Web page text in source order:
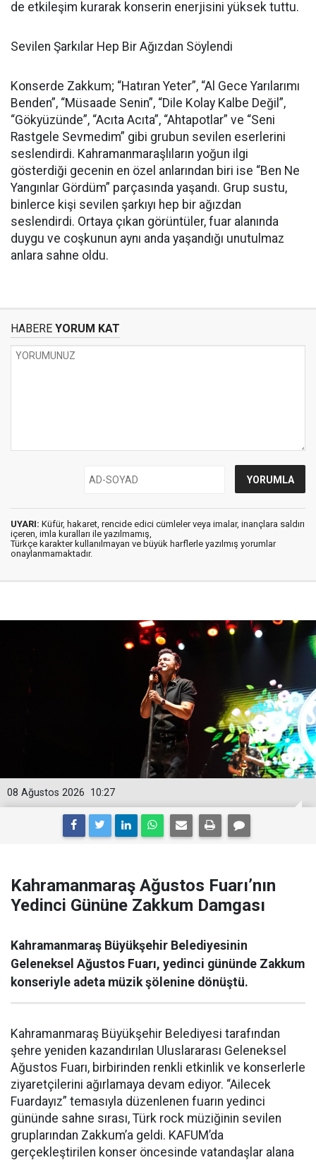
de etkileşim kurarak konserin enerjisini yüksek tuttu.
Sevilen Şarkılar Hep Bir Ağızdan Söylendi
Konserde Zakkum; “Hatıran Yeter”, “Al Gece Yarılarımı
Benden”, “Müsaade Senin”, “Dile Kolay Kalbe Değil”,
“Gökyüzünde”, “Acıta Acıta”, “Ahtapotlar” ve “Seni
Rastgele Sevmedim” gibi grubun sevilen eserlerini
seslendirdi. Kahramanmaraşlıların yoğun ilgi
gösterdiği gecenin en özel anlarından biri ise “Ben Ne
Yangınlar Gördüm” parçasında yaşandı. Grup sustu,
binlerce kişi sevilen şarkıyı hep bir ağızdan
seslendirdi. Ortaya çıkan görüntüler, fuar alanında
duygu ve coşkunun aynı anda yaşandığı unutulmaz
anlara sahne oldu.
HABERE YORUM KAT
UYARI: Küfür, hakaret, rencide edici cümleler veya imalar, inançlara saldırı
içeren, imla kuralları ile yazılmamış,
Türkçe karakter kullanılmayan ve büyük harflerle yazılmış yorumlar
onaylanmamaktadır.
10:27
08 Ağustos 2026
Kahramanmaraş Ağustos Fuarı’nın
Yedinci Gününe Zakkum Damgası
Kahramanmaraş Büyükşehir Belediyesinin
Geleneksel Ağustos Fuarı, yedinci gününde Zakkum
konseriyle adeta müzik şölenine dönüştü.
Kahramanmaraş Büyükşehir Belediyesi tarafından
şehre yeniden kazandırılan Uluslararası Geleneksel
Ağustos Fuarı, birbirinden renkli etkinlik ve konserlerle
ziyaretçilerini ağırlamaya devam ediyor. “Ailecek
Fuardayız” temasıyla düzenlenen fuarın yedinci
gününde sahne sırası, Türk rock müziğinin sevilen
gruplarından Zakkum’a geldi. KAFUM’da
gerçekleştirilen konser öncesinde vatandaşlar alana